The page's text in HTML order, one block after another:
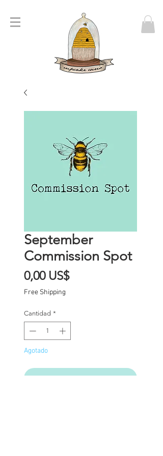
September
Commission Spot
0,00 US$Precio
Free Shipping
Cantidad *
Agotado